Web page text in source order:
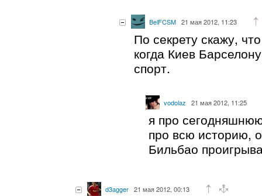
BelFCSM 21 мая 2012, 11:23
По секрету скажу,
когда Киев
спорт.
vodolaz 21 мая 2012, 11:25
я про
про всю историю,
Бильбао
d3agger 21 мая 2012, 00:13